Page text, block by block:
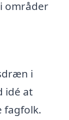
områder
i
idé at
fagfolk.